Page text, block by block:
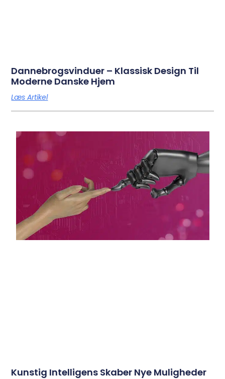
Dannebrogsvinduer – Klassisk Design Til
Moderne Danske Hjem
Læs Artikel
Kunstig Intelligens Skaber Nye Muligheder